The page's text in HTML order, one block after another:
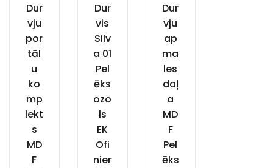
Dur
vju
por
tāl
u
ko
mp
lekt
s
MD
F
Dur
vis
Silv
a 01
Pel
ēks
ozo
ls
EK
Ofi
nier
Dur
vju
ap
ma
les
daļ
a
MD
F
Pel
ēks